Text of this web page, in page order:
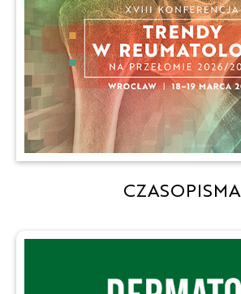
CZASOPISMA